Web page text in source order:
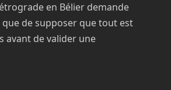
en Bélier demande
de supposer que tout est
avant de valider une